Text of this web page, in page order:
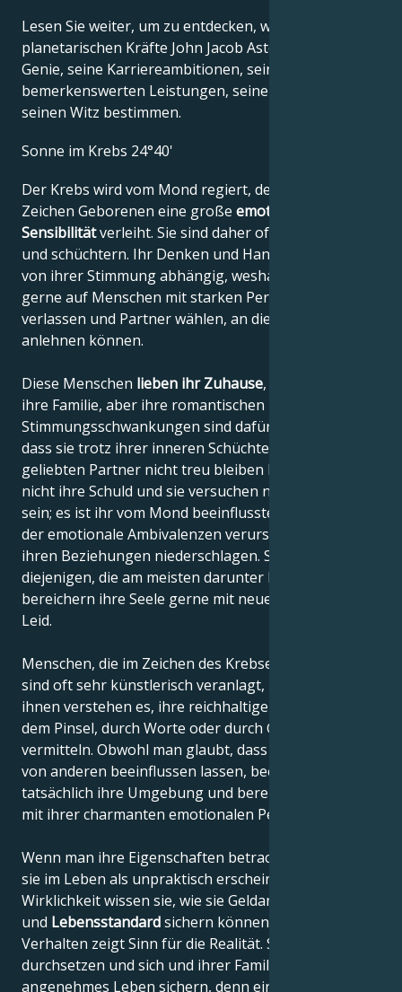
Lesen Sie weiter, um zu entdecken, wie die
planetarischen Kräfte John Jacob Astors kreatives
Genie, seine Karriereambitionen, seine
bemerkenswerten Leistungen, seine Weisheit und
seinen Witz bestimmen.
Sonne im Krebs 24°40'
Der Krebs wird vom Mond regiert, der den in diesem
Zeichen Geborenen eine große emotionale
Sensibilitätverleiht. Sie sind daher oft zurückhaltend
und schüchtern. Ihr Denken und Handeln ist stark
von ihrer Stimmung abhängig, weshalb sie sich
gerne auf Menschen mit starken Persönlichkeiten
verlassen und Partner wählen, an die sie sich
anlehnen können.
Diese Menschen lieben ihr Zuhause, ihre Eltern und
ihre Familie, aber ihre romantischen Träume und
Stimmungsschwankungen sind dafür verantwortlich,
dass sie trotz ihrer inneren Schüchternheit ihrem
geliebten Partner nicht treu bleiben können. Es ist
nicht ihre Schuld und sie versuchen nicht, böse zu
sein; es ist ihr vom Mond beeinflusster Charakter,
der emotionale Ambivalenzen verursacht, die sich in
ihren Beziehungen niederschlagen. Sie sind
diejenigen, die am meisten darunter leiden, und sie
bereichern ihre Seele gerne mit neuem und neuem
Leid.
Menschen, die im Zeichen des Krebses geboren sind,
sind oft sehr künstlerisch veranlagt, und viele von
ihnen verstehen es, ihre reichhaltigen Emotionen mit
dem Pinsel, durch Worte oder durch Gesang zu
vermitteln. Obwohl man glaubt, dass sie sich leicht
von anderen beeinflussen lassen, beeinflussen sie
tatsächlich ihre Umgebung und bereichern andere
mit ihrer charmanten emotionalen Persönlichkeit.
Wenn man ihre Eigenschaften betrachtet, könnten
sie im Leben als unpraktisch erscheinen, aber in
Wirklichkeit wissen sie, wie sie Geldangelegenheiten
und Lebensstandardsichern können, und ihr
Verhalten zeigt Sinn für die Realität. Sie können sich
durchsetzen und sich und ihrer Familie ein
angenehmes Leben sichern, denn ein angenehmes,